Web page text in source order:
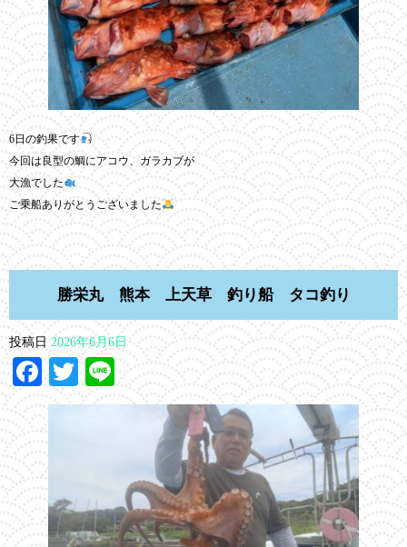
6日の釣果です
今回は良型の鯛にアコウ、ガラカブが
大漁でした
ご乗船ありがとうございました
勝栄丸 熊本 上天草 釣り船 タコ釣り
投稿日 2026年6月6日
Facebook
Twitter
Line